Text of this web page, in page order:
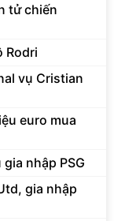
tử chiến
Rodri
vụ Cristian
euro mua
nhập PSG
gia nhập